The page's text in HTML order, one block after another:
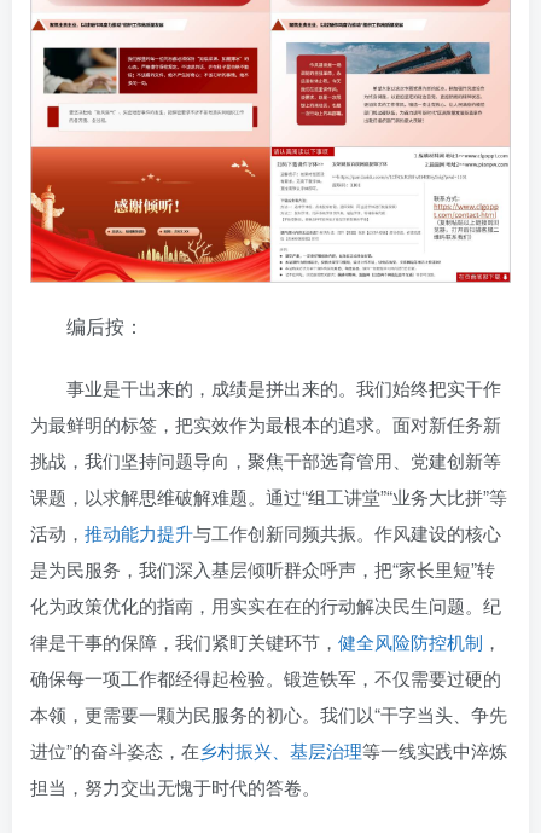
编后按：
事业是干出来的，成绩是拼出来的。我们始终把实干作
为最鲜明的标签，把实效作为最根本的追求。面对新任务新
挑战，我们坚持问题导向，聚焦干部选育管用、党建创新等
课题，以求解思维破解难题。通过“组工讲堂”“业务大比拼”等
活动， 推动能力提升与工作创新同频共振。作风建设的核心
是为民服务，我们深入基层倾听群众呼声，把“家长里短”转
化为政策优化的指南，用实实在在的行动解决民生问题。纪
律是干事的保障，我们紧盯关键环节， 健全风险防控机制 ，
确保每一项工作都经得起检验。锻造铁军，不仅需要过硬的
本领，更需要一颗为民服务的初心。我们以“干字当头、争先
进位”的奋斗姿态，在乡村振兴、基层治理等一线实践中淬炼
担当，努力交出无愧于时代的答卷。